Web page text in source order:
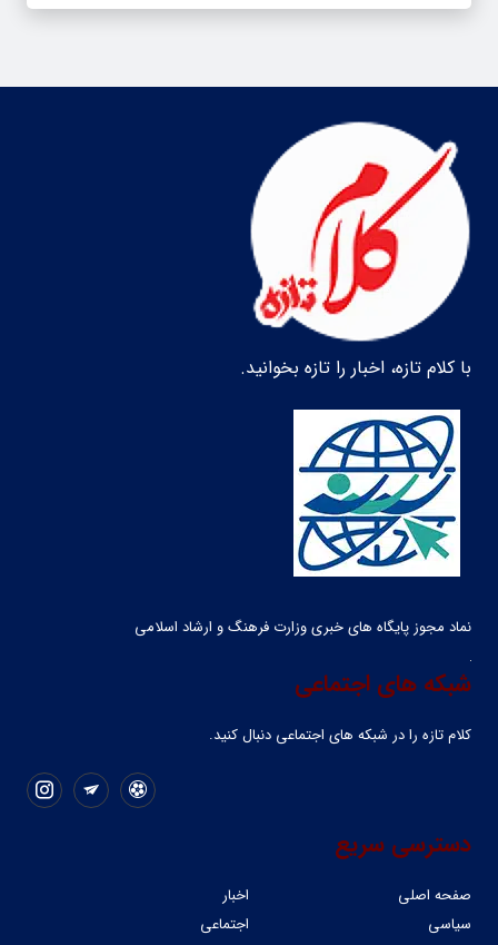
با کلام تازه، اخبار را تازه بخوانید.
نماد مجوز پایگاه های خبری وزارت فرهنگ و ارشاد اسلامی
شبکه های اجتماعی
کلام تازه را در شبکه ‌های اجتماعی دنبال کنید.
دسترسی سریع
صفحه اصلی
اخبار
سیاسی
اجتماعی